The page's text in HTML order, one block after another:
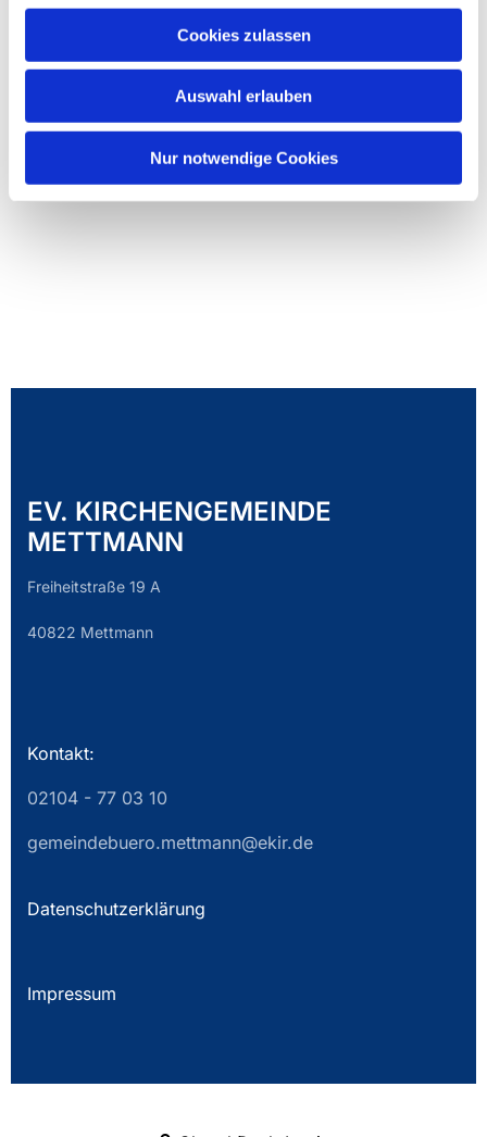
Cookies zulassen
Auswahl erlauben
Nur notwendige Cookies
EV. KIRCHENGEMEINDE
METTMANN
Freiheitstraße 19 A
40822 Mettmann
Kontakt:
02104 - 77 03 10
gemeindebuero.mettmann@ekir.de
Datenschutzerklärung
Impressum